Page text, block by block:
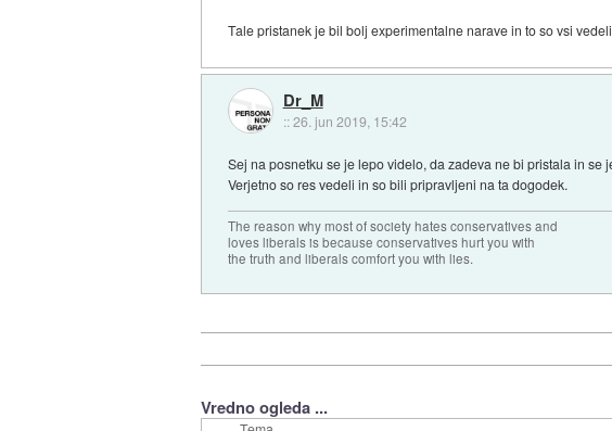
Tale pristanek je bil bolj experimentalne narave in to so vsi
Dr_M
::26. jun 2019, 15:42
Sej na posnetku se je lepo videlo, da zadeva ne bi pristala in
Verjetno so res vedeli in so bili pripravljeni na ta dogodek.
The reason why most of society hates conservatives and
loves liberals is because conservatives hurt you with
the truth and liberals comfort you with lies.
Vredno ogleda ...